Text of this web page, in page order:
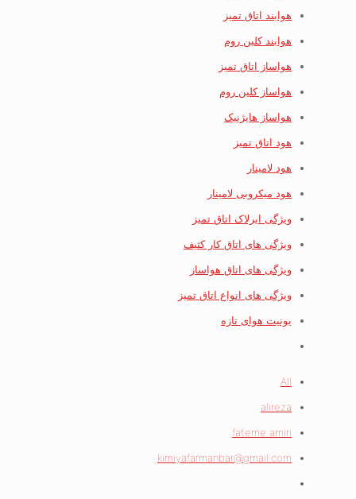
هوابند اتاق تمیز
هوابند کلین روم
هواساز اتاق تمیز
هواساز کلین روم
هواساز هایژنیک
هود اتاق تمیز
هود لامینار
هود میکروبی لامینار
ویژگی ایرلاک اتاق تمیز
ویژگی های اتاق کار کثیف
ویژگی های اتاق هواساز
ویژگی های انواع اتاق تمیز
یونیت هوای تازه
All
alireza
fateme amiri
kimiyafarmanbar@gmail.com